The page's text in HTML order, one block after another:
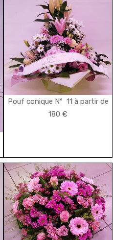
Pouf conique N° 11 à partir de
180 €